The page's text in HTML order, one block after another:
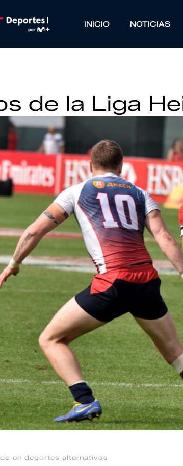
INICIO NOTICIAS
de la Liga
en deportes alternativos